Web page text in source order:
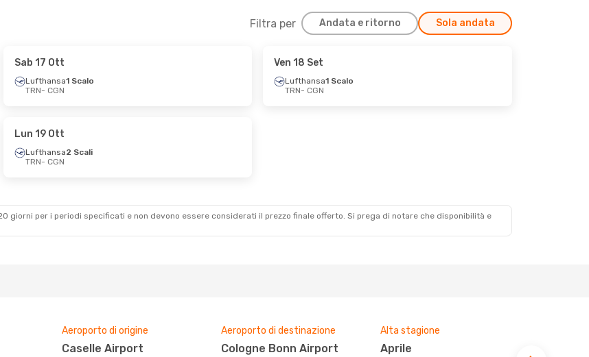
Filtra per Andata e ritorno Sola andata
Sab 17 Ott
Lufthansa1 Scalo
TRN- CGN
Ven 18 Set
Lufthansa1 Scalo
TRN- CGN
Lun 19 Ott
Lufthansa2 Scali
TRN- CGN
giorni per i periodi specificati e non devono essere considerati il ​​prezzo finale offerto. Si prega di notare che disponibilità e
Aeroporto di origine
Caselle Airport
Aeroporto di destinazione
Cologne Bonn Airport
Alta stagione
aprile